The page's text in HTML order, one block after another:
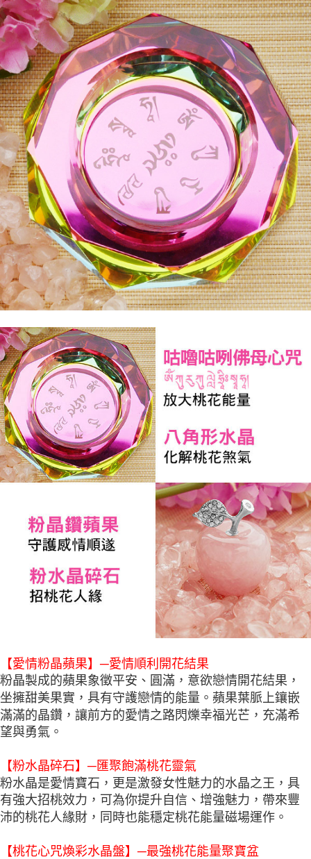
【愛情粉晶蘋果】─愛情順利開花結果
粉晶製成的蘋果象徵平安、圓滿，意欲戀情開花結果，
坐擁甜美果實，具有守護戀情的能量。蘋果葉脈上鑲嵌
滿滿的晶鑽，讓前方的愛情之路閃爍幸福光芒，充滿希
望與勇氣。
【粉水晶碎石】─匯聚飽滿桃花靈氣
粉水晶是愛情寶石，更是激發女性魅力的水晶之王，具
有強大招桃效力，可為你提升自信、增強魅力，帶來豐
沛的桃花人緣財，同時也能穩定桃花能量磁場運作。
【桃花心咒煥彩水晶盤】─最強桃花能量聚寶盆